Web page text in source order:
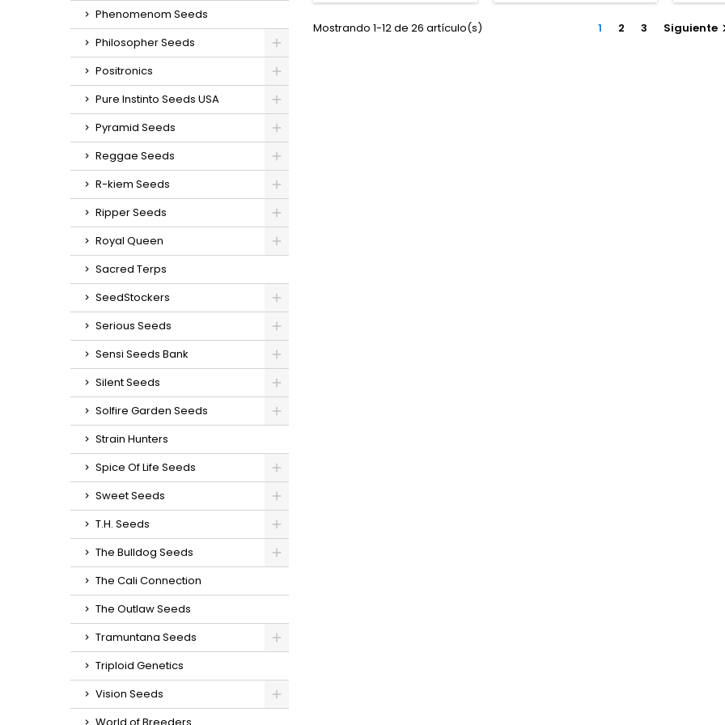
Phenomenom Seeds
Philosopher Seeds
Positronics
Pure Instinto Seeds USA
Pyramid Seeds
Reggae Seeds
R-kiem Seeds
Ripper Seeds
Royal Queen
Sacred Terps
SeedStockers
Serious Seeds
Sensi Seeds Bank
Silent Seeds
Solfire Garden Seeds
Strain Hunters
Spice Of Life Seeds
Sweet Seeds
T.H. Seeds
The Bulldog Seeds
The Cali Connection
The Outlaw Seeds
Tramuntana Seeds
Triploid Genetics
Vision Seeds
interior: 500-600
g/m²Producción en
exterior: 900-1000
sativa · Contenido de THC:
Muy alto · Contenido de
CBD: Muy bajo · Floración en
g/
Mostrando 1-12 de 26 artículo(s) 1 2 3 Siguiente